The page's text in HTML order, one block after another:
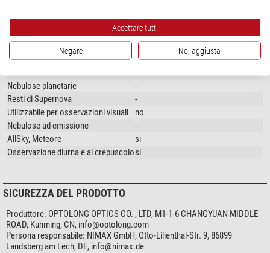
Campi di utilizzo
Utile per fotografia
si
Galassie ed ammassi stellari
si
Anti-inquinamento luminoso
si
Nebulose planetarie
-
Resti di Supernova
-
Utilizzabile per osservazioni visuali
no
Nebulose ad emissione
-
AllSky, Meteore
si
Osservazione diurna e al crepuscolosi
SICUREZZA DEL PRODOTTO
Produttore: OPTOLONG OPTICS CO. , LTD, M1-1-6 CHANGYUAN MIDDLE
ROAD, Kunming, CN, info@optolong.com
Persona responsabile: NIMAX GmbH, Otto-Lilienthal-Str. 9, 86899
Landsberg am Lech, DE, info@nimax.de
Accettare tutti
Negare No, aggiusta